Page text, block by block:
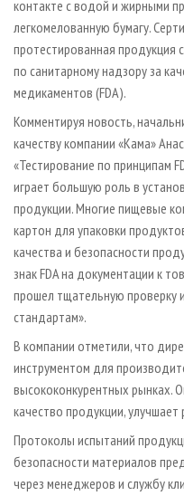
ПРОИЗВОДСТВО
БИОЭНЕРГЕТИКА
ЦБП
ИНСТРУМЕНТ И
ПРИОРИТЕТНЫЕ
RUSSIAN FORESTRY
ГАЗЕТА ЛЕСПРОМФОРУМ
БИБЛИОТЕКА
контакте с водой и жирными
легкомелованную бумагу.
протестированная продукция
по санитарному надзору за
медикаментов (FDA).
Комментируя новость,
качеству компании «Кама»
«Тестирование по принципам
играет большую роль в
продукции. Многие пищевые
картон для упаковки
качества и безопасности
знак FDA на документации к
прошел тщательную проверку
стандартам».
В компании отметили, что
инструментом для
высококонкурентных рынках.
качество продукции,
Протоколы испытаний
безопасности материалов
через менеджеров и службу